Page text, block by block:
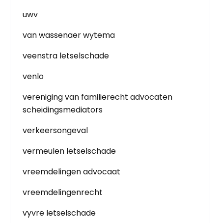
uwv
van wassenaer wytema
veenstra letselschade
venlo
vereniging van familierecht advocaten
scheidingsmediators
verkeersongeval
vermeulen letselschade
vreemdelingen advocaat
vreemdelingenrecht
vyvre letselschade